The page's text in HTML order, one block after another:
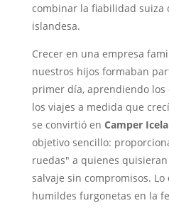
combinar la fiabilidad suiza
islandesa.
Crecer en una empresa
nuestros hijos formaban
primer día, aprendiendo
los viajes a medida que
se convirtió en Camper
objetivo sencillo:
ruedas" a quienes
salvaje sin compromisos.
humildes furgonetas en la